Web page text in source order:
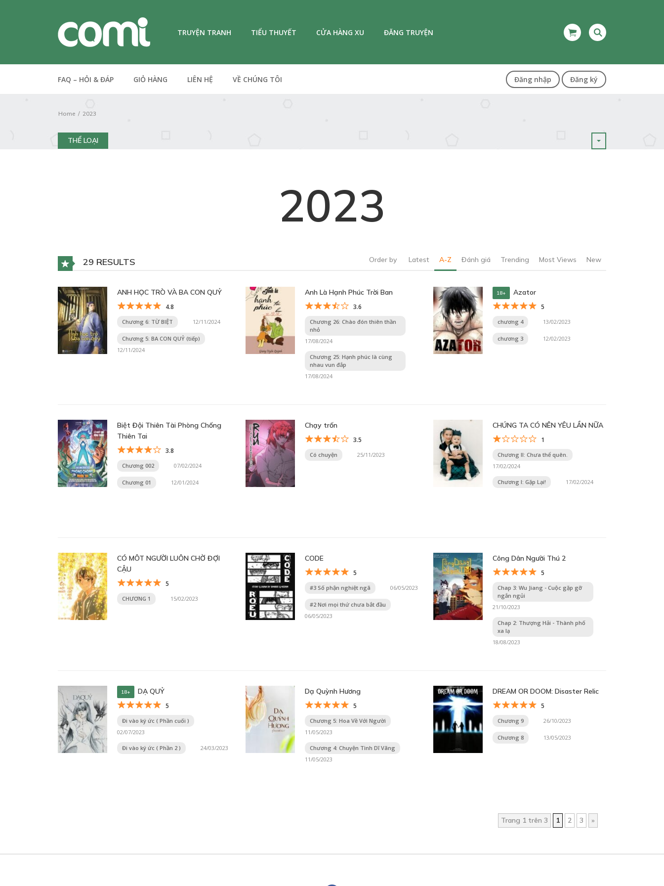
TRUYỆN TRANH TIỂU THUYẾT CỬA HÀNG XU ĐĂNG TRUYỆN
FAQ – HỎI & ĐÁP GIỎ HÀNG LIÊN HỆ VỀ CHÚNG TÔI Đăng nhập Đăng ký
Home 2023
THỂ LOẠI
2023
29 RESULTS Order by Latest A-Z Đánh giá Trending Most Views New
ANH HỌC TRÒ VÀ BA CON QUỶ
4.8
Chương 6: TỪ BIỆT 12/11/2024
Chương 5: BA CON QUỶ (tiếp)
12/11/2024
Anh Là Hạnh Phúc Trời Ban
3.6
Chương 26: Chào đón thiên thần
nhỏ
17/08/2024
Chương 25: Hạnh phúc là cùng
nhau vun đắp
17/08/2024
18+ Azator
5
chương 4 13/02/2023
chương 3 12/02/2023
Biệt Đội Thiên Tài Phòng Chống
Thiên Tai
3.8
Chương 002 07/02/2024
Chương 01 12/01/2024
Chạy trốn
3.5
Có chuyện 25/11/2023
CHÚNG TA CÓ NÊN YÊU LẦN NỮA
1
Chương II: Chưa thể quên.
17/02/2024
Chương I: Gặp Lại! 17/02/2024
CÓ MÔT NGƯỜI LUÔN CHỜ ĐỢI
CẬU
5
CHƯƠNG 1 15/02/2023
CODE
5
#3 Số phận nghiệt ngã 06/05/2023
#2 Nơi mọi thứ chưa bắt đầu
06/05/2023
Công Dân Người Thú 2
5
Chap 3: Wu Jiang - Cuộc gặp gỡ
ngắn ngủi
21/10/2023
Chap 2: Thượng Hải - Thành phố
xa lạ
18/08/2023
18+ DẠ QUỶ
5
Đi vào ký ức ( Phần cuối )
02/07/2023
Đi vào ký ức ( Phần 2 ) 24/03/2023
Dạ Quỳnh Hương
5
Chương 5: Hoa Về Với Người
11/05/2023
Chương 4: Chuyện Tình Dĩ Vãng
11/05/2023
DREAM OR DOOM: Disaster Relic
5
Chương 9 26/10/2023
Chương 8 13/05/2023
Trang 1 trên 3 1 2 3 »